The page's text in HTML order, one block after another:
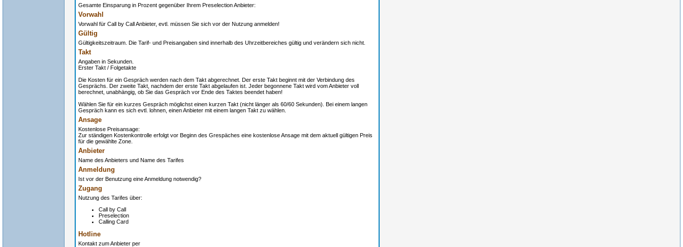
Gesamte Einsparung in Prozent gegenüber Ihrem Preselection Anbieter:
Vorwahl
Vorwahl für Call by Call Anbieter, evtl. müssen Sie sich vor der Nutzung anmelden!
Gültig
Gültigkeitszeitraum. Die Tarif- und Preisangaben sind innerhalb des Uhrzeitbereiches gültig und verändern sich nicht.
Takt
Angaben in Sekunden.
Erster Takt / Folgetakte
Die Kosten für ein Gespräch werden nach dem Takt abgerechnet. Der erste Takt beginnt mit der Verbindung des
Gesprächs. Der zweite Takt, nachdem der erste Takt abgelaufen ist. Jeder begonnene Takt wird vom Anbieter voll
berechnet, unabhängig, ob Sie das Gespräch vor Ende des Taktes beendet haben!
Wählen Sie für ein kurzes Gespräch möglichst einen kurzen Takt (nicht länger als 60/60 Sekunden). Bei einem langen
Gespräch kann es sich evtl. lohnen, einen Anbieter mit einem langen Takt zu wählen.
Ansage
Kostenlose Preisansage:
Zur ständigen Kostenkontrolle erfolgt vor Beginn des Grespäches eine kostenlose Ansage mit dem aktuell gültigen Preis
für die gewählte Zone.
Anbieter
Name des Anbieters und Name des Tarifes
Anmeldung
Ist vor der Benutzung eine Anmeldung notwendig?
Zugang
Nutzung des Tarifes über:
Call by Call
Preselection
Calling Card
Hotline
Kontakt zum Anbieter per